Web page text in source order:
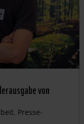
von
, Presse-